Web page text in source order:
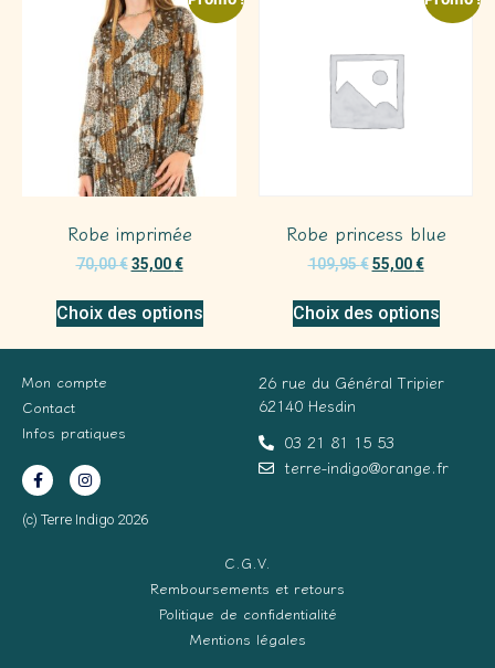
Robe imprimée
70,00€ 35,00€
Choix des options
Robe princess blue
109,95€ 55,00€
Choix des options
Mon compte
Contact
Infos pratiques
(c) Terre Indigo 2026
26 rue du Général Tripier
62140 Hesdin
03 21 81 15 53
terre-indigo@orange.fr
C.G.V.
Remboursements et retours
Politique de confidentialité
Mentions légales